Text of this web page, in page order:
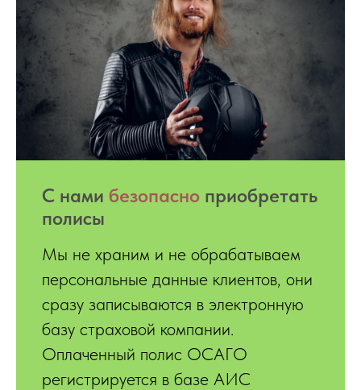
С нами безопасно приобретать
полисы
Мы не храним и не обрабатываем
персональные данные клиентов, они
сразу записываются в электронную
базу страховой компании.
Оплаченный полис ОСАГО
регистрируется в базе АИС